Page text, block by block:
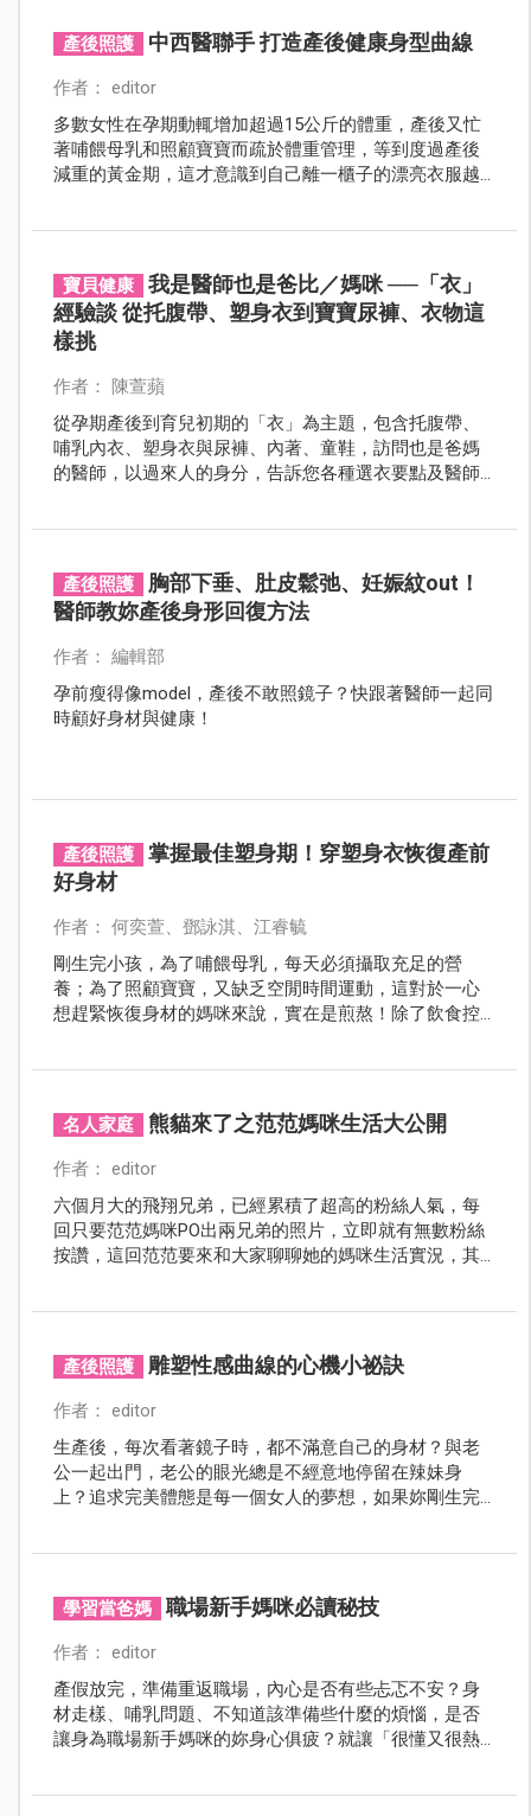
產後照護 中西醫聯手 打造產後健康身型曲線
作者： editor
多數女性在孕期動輒增加超過15公斤的體重，產後又忙
著哺餵母乳和照顧寶寶而疏於體重管理，等到度過產後
減重的黃金期，這才意識到自己離一櫃子的漂亮衣服越
寶貝健康
我是醫師也是爸比／媽咪 ──「衣」
經驗談 從托腹帶、塑身衣到寶寶尿褲、衣物這
樣挑
作者： 陳萱蘋
從孕期產後到育兒初期的「衣」為主題，包含托腹帶、
哺乳內衣、塑身衣與尿褲、內著、童鞋，訪問也是爸媽
的醫師，以過來人的身分，告訴您各種選衣要點及醫師
產後照護
胸部下垂、肚皮鬆弛、妊娠紋out！
醫師教妳產後身形回復方法
作者： 編輯部
孕前瘦得像model，產後不敢照鏡子？快跟著醫師一起同
時顧好身材與健康！
產後照護
掌握最佳塑身期！穿塑身衣恢復產前
好身材
作者： 何奕萱、鄧詠淇、江睿毓
剛生完小孩，為了哺餵母乳，每天必須攝取充足的營
養；為了照顧寶寶，又缺乏空閒時間運動，這對於一心
想趕緊恢復身材的媽咪來說，實在是煎熬！除了飲食控
名人家庭 熊貓來了之范范媽咪生活大公開
作者： editor
六個月大的飛翔兄弟，已經累積了超高的粉絲人氣，每
回只要范范媽咪PO出兩兄弟的照片，立即就有無數粉絲
按讚，這回范范要來和大家聊聊她的媽咪生活實況，其
產後照護 雕塑性感曲線的心機小祕訣
作者： editor
生產後，每次看著鏡子時，都不滿意自己的身材？與老
公一起出門，老公的眼光總是不經意地停留在辣妹身
上？追求完美體態是每一個女人的夢想，如果妳剛生完
哺餵母乳，相信不久之後就能找回懷孕前曼妙的好身
材。
學習當爸媽 職場新手媽咪必讀秘技
作者： editor
產假放完，準備重返職場，內心是否有些忐忑不安？身
材走樣、哺乳問題、不知道該準備些什麼的煩惱，是否
讓身為職場新手媽咪的妳身心俱疲？就讓「很懂又很熱